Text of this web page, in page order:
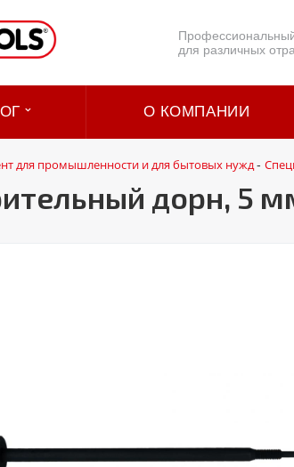
для различных
О КОМПАНИИ
для промышленности и для бытовых нужд-
дорн, 5